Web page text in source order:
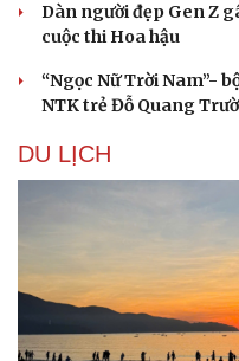
Dàn người đẹp Gen Z
cuộc thi Hoa hậu
“Ngọc Nữ Trời Nam”-
NTK trẻ Đỗ Quang
DU LỊCH